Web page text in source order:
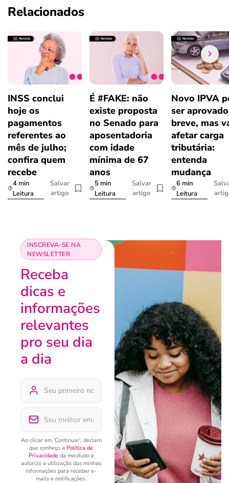
Relacionados
INSS conclui
hoje os
pagamentos
referentes ao
mês de julho;
confira quem
recebe
4 min
Leitura
Salvar
artigo
É #FAKE: não
existe proposta
no Senado para
aposentadoria
com idade
mínima de 67
anos
5 min
Leitura
Salvar
artigo
Novo IPVA
ser
breve, mas
afetar carga
tributária:
entenda
mudança
6 min
Leitura
INSCREVA-SE NA
NEWSLETTER
Receba
dicas e
informações
relevantes
pro seu dia
a dia
Ao clicar em 'Continuar', declaro
que conheço a Política de
Privacidadeda meutudo e
autorizo a utilização das minhas
informações para receber e-
mails e notificações.